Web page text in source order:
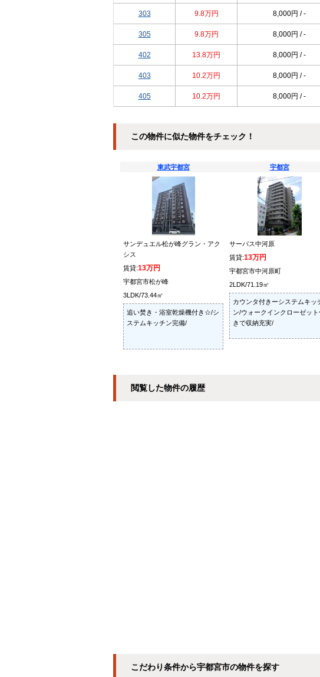
303 9.8万円 8,000円 / -
305 9.8万円 8,000円 / -
402 13.8万円 8,000円 / -
403 10.2万円 8,000円 / -
405 10.2万円 8,000円 / -
この物件に似た物件をチェック！
東武宇都宮
サンデュエル松が峰グラン・アク
シス
賃貸:13万円
宇都宮市松が峰
3LDK/73.44㎡
追い焚き・浴室乾燥機付き☆/シ
ステムキッチン完備/
宇都宮
サーパス中河原
賃貸:13万円
宇都宮市中河原町
2LDK/71.19㎡
カウンタ付きーシステムキッ
ン/ウォークインクローゼット
きで収納充実/
閲覧した物件の履歴
こだわり条件から宇都宮市の物件を探す